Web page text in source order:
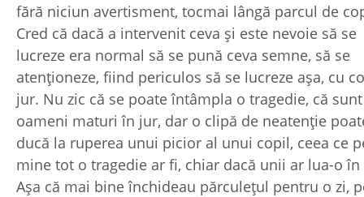
fără niciun avertisment, tocmai lângă parcul de
Cred că dacă a intervenit ceva și este nevoie să se
lucreze era normal să se pună ceva semne, să se
atenționeze, fiind periculos să se lucreze așa, cu
jur. Nu zic că se poate întâmpla o tragedie, că sunt
oameni maturi în jur, dar o clipă de neatenție
ducă la ruperea unui picior al unui copil, ceea ce
mine tot o tragedie ar fi, chiar dacă unii ar lua-o în
Așa că mai bine închideau părculețul pentru o zi,